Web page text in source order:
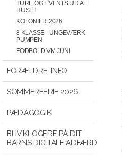
TURE OG EVENTS UD AF
HUSET
KOLONIER 2026
8 KLASSE - UNGEVÆRK
PUMPEN
FODBOLD VM JUNI
FORÆLDRE-INFO
SOMMERFERIE 2026
PÆDAGOGIK
BLIV KLOGERE PÅ DIT
BARNS DIGITALE ADFÆRD